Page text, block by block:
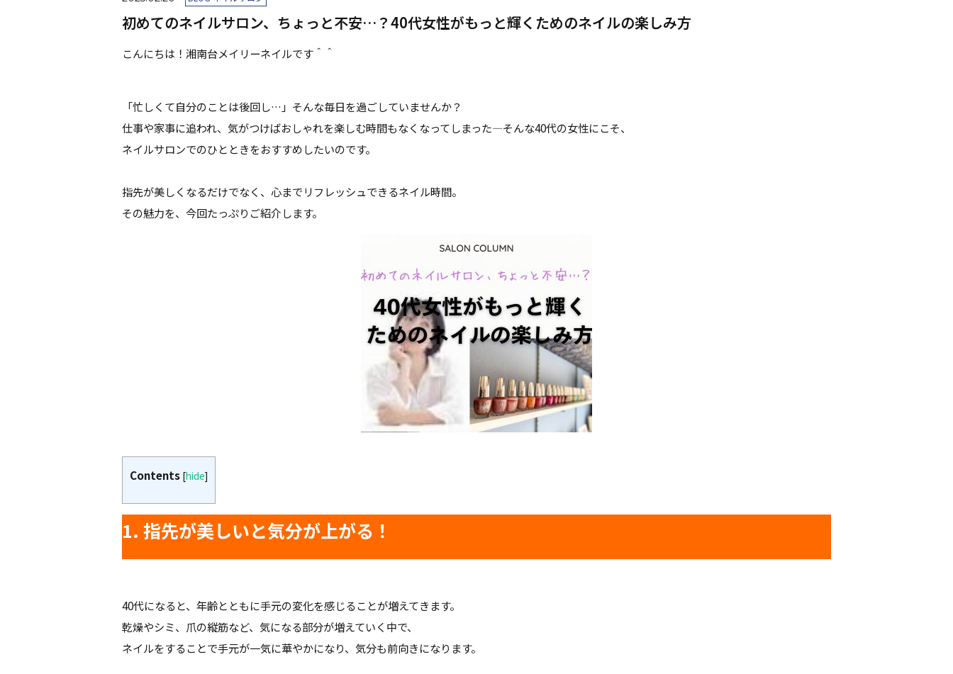
初めてのネイルサロン、ちょっと不安…？40代女性がもっと輝くためのネイルの楽しみ方
こんにちは！湘南台メイリーネイルです＾＾
「忙しくて自分のことは後回し…」そんな毎日を過ごしていませんか？
仕事や家事に追われ、気がつけばおしゃれを楽しむ時間もなくなってしまった—そんな40代の女性にこそ、
ネイルサロンでのひとときをおすすめしたいのです。
指先が美しくなるだけでなく、心までリフレッシュできるネイル時間。
その魅力を、今回たっぷりご紹介します。
Contents [hide]
1. 指先が美しいと気分が上がる！
40代になると、年齢とともに手元の変化を感じることが増えてきます。
乾燥やシミ、爪の縦筋など、気になる部分が増えていく中で、
ネイルをすることで手元が一気に華やかになり、気分も前向きになります。